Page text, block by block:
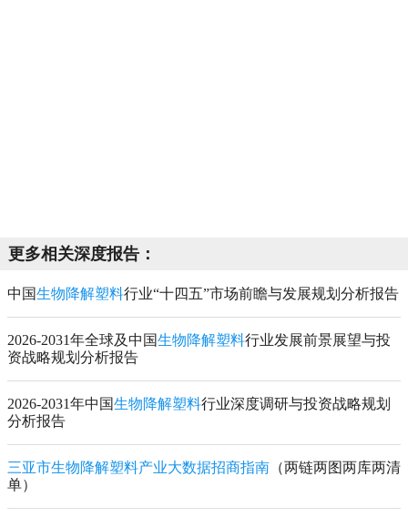
更多相关深度报告：
中国生物降解塑料行业“十四五”市场前瞻与发展规划分析报告
2026-2031年全球及中国生物降解塑料行业发展前景展望与投
资战略规划分析报告
2026-2031年中国生物降解塑料行业深度调研与投资战略规划
分析报告
三亚市生物降解塑料产业大数据招商指南 （两链两图两库两清
单）